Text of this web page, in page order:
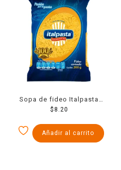
Sopa de fideo Italpasta
cortado 200 g
$ 8.20
Añadir al carrito